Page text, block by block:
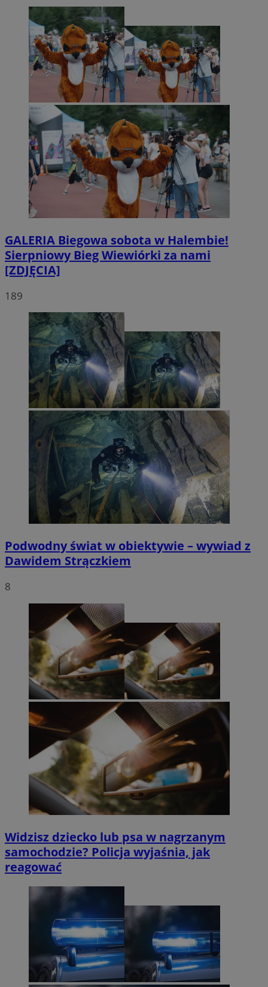
GALERIA Biegowa sobota w Halembie!
Sierpniowy Bieg Wiewiórki za nami
[ZDJĘCIA]
189
Podwodny świat w obiektywie – wywiad z
Dawidem Strączkiem
8
Widzisz dziecko lub psa w nagrzanym
samochodzie? Policja wyjaśnia, jak
reagować